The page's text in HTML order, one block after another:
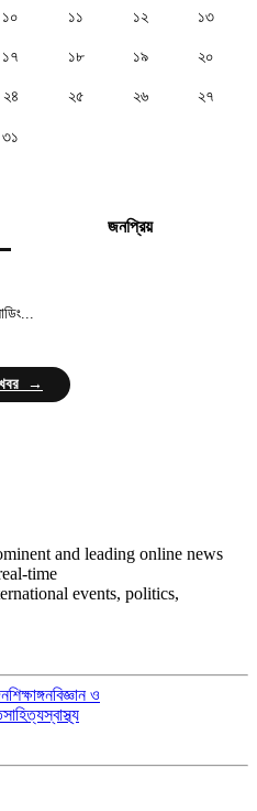
১০ ১১ ১২ ১৩
১৭ ১৮ ১৯ ২০
২৪ ২৫ ২৬ ২৭
৩১
জনপ্রিয়
→
and leading online news
time
events, politics,
শিক্ষাঙ্গনবিজ্ঞান ও
সাহিত্যস্বাস্থ্য